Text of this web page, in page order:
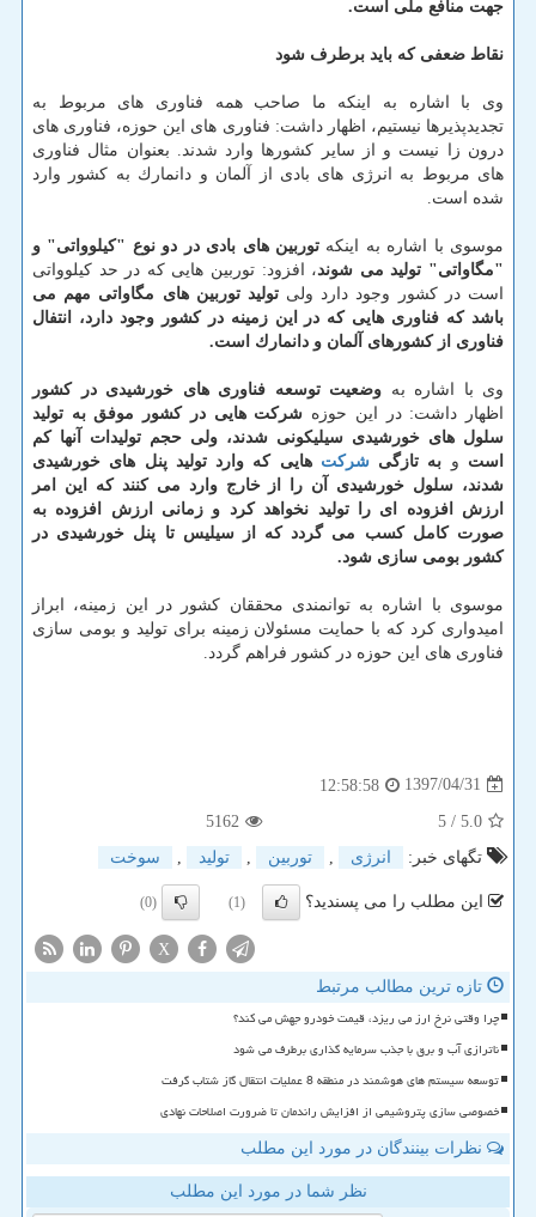
جهت منافع ملی است.
نقاط ضعفی كه باید برطرف شود
وی با اشاره به اینكه ما صاحب همه فناوری های مربوط به
تجدیدپذیرها نیستیم، اظهار داشت: فناوری های این حوزه، فناوری های
درون زا نیست و از سایر كشورها وارد شدند. بعنوان مثال فناوری
های مربوط به انرژی های بادی از آلمان و دانمارك به كشور وارد
شده است.
موسوی با اشاره به اینكهتوربین های بادی در دو نوع "كیلوواتی" و
"مگاواتی" تولید می شوند، افزود: توربین هایی كه در حد كیلوواتی
است در كشور وجود دارد ولیتولید توربین های مگاواتی مهم می
باشد كه فناوری هایی كه در این زمینه در كشور وجود دارد، انتفال
فناوری از كشورهای آلمان و دانمارك است.
وی با اشاره به وضعیت توسعه فناوری های خورشیدی در كشور
اظهار داشت: در این حوزه شركت هایی در كشور موفق به تولید
سلول های خورشیدی سیلیكونی شدند، ولی حجم تولیدات آنها كم
است و به تازگیشركت هایی كه وارد تولید پنل های خورشیدی
شدند، سلول خورشیدی آن را از خارج وارد می كنند كه این امر
ارزش افزوده ای را تولید نخواهد كرد و زمانی ارزش افزوده به
صورت كامل كسب می گردد كه از سیلیس تا پنل خورشیدی در
كشور بومی سازی شود.
موسوی با اشاره به توانمندی محققان كشور در این زمینه، ابراز
امیدواری كرد كه با حمایت مسئولان زمینه برای تولید و بومی سازی
فناوری های این حوزه در كشور فراهم گردد.
1397/04/31
12:58:58
5.0
/ 5
5162
تگهای خبر:
انرژی توربین تولید سوخت
این مطلب را می پسندید؟ (1)
(0)
X
تازه ترین مطالب مرتبط
چرا وقتی نرخ ارز می ریزد، قیمت خودرو جهش می کند؟
ناترازی آب و برق با جذب سرمایه گذاری برطرف می شود
توسعه سیستم های هوشمند در منطقه 8 عملیات انتقال گاز شتاب گرفت
خصوصی سازی پتروشیمی از افزایش راندمان تا ضرورت اصلاحات نهادی
نظرات بینندگان در مورد این مطلب
نظر شما در مورد این مطلب